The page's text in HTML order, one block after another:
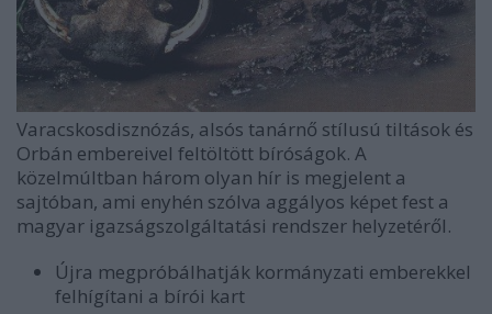
Varacskosdisznózás, alsós tanárnő stílusú tiltások és
Orbán embereivel feltöltött bíróságok. A
közelmúltban három olyan hír is megjelent a
sajtóban, ami enyhén szólva aggályos képet fest a
magyar igazságszolgáltatási rendszer helyzetéről.
Újra megpróbálhatják kormányzati emberekkel
felhígítani a bírói kart